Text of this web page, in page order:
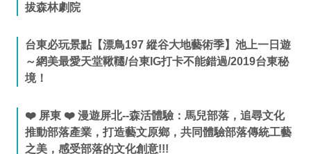
拔森林劇院
台東必玩景點【漂鳥197 縱谷大地藝術季】池上一日遊
～網美最愛天堂鞦韆/台東IG打卡不能錯過/2019台東秘
境！
❤️ 屏東 ❤️ 漫遊屏北--森活體驗：馬兒部落，追尋文化
推動部落產業，打造藝文原鄉，共同體驗部落傳統工藝
之美，感受部落的文化創意!!!